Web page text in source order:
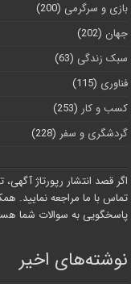
بازی و سرگرمی (200)
جهان (202)
سبک زندگی (63)
فناوری (115)
کسب و کار (253)
گردشگری و سفر (228)
اگر قصد انتشار رپورتاژ
تماس با ما مراجعه نمایید.
پاسخگویی به سوالات شما
نوشته‌های اخیر